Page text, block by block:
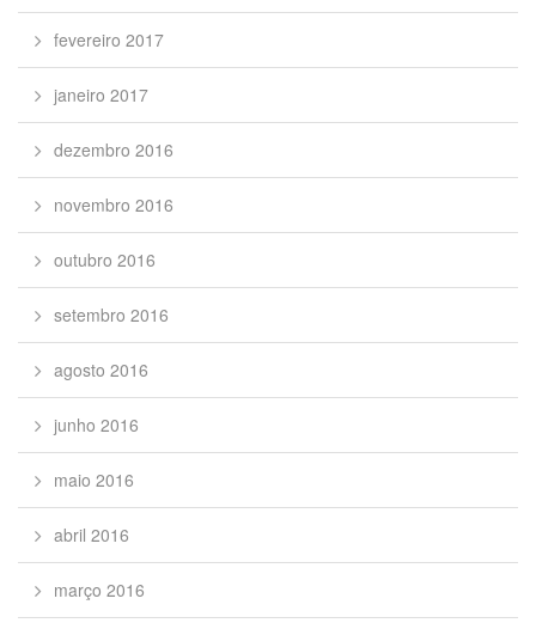
fevereiro 2017
janeiro 2017
dezembro 2016
novembro 2016
outubro 2016
setembro 2016
agosto 2016
junho 2016
maio 2016
abril 2016
março 2016